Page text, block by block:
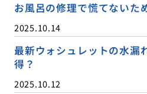
お風呂の修理で慌てないた
2025.10.14
最新ウォシュレットの水漏
得？
2025.10.12